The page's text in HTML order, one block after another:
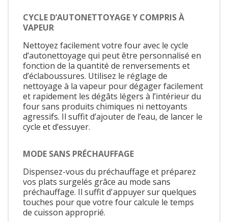
CYCLE D’AUTONETTOYAGE Y COMPRIS À
VAPEUR
Nettoyez facilement votre four avec le cycle
d’autonettoyage qui peut être personnalisé en
fonction de la quantité de renversements et
d’éclaboussures. Utilisez le réglage de
nettoyage à la vapeur pour dégager facilement
et rapidement les dégâts légers à l’intérieur du
four sans produits chimiques ni nettoyants
agressifs. Il suffit d’ajouter de l’eau, de lancer le
cycle et d’essuyer.
MODE SANS PRÉCHAUFFAGE
Dispensez-vous du préchauffage et préparez
vos plats surgelés grâce au mode sans
préchauffage. Il suffit d'appuyer sur quelques
touches pour que votre four calcule le temps
de cuisson approprié.